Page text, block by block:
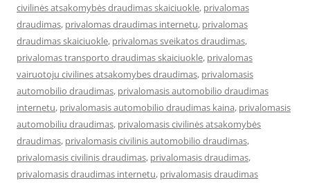
civilinės atsakomybės draudimas skaiciuokle, privalomas
draudimas, privalomas draudimas internetu, privalomas
draudimas skaiciuokle, privalomas sveikatos draudimas,
privalomas transporto draudimas skaiciuokle, privalomas
vairuotoju civilines atsakomybes draudimas, privalomasis
automobilio draudimas, privalomasis automobilio draudimas
internetu, privalomasis automobilio draudimas kaina, privalomasis
automobiliu draudimas, privalomasis civilinės atsakomybės
draudimas, privalomasis civilinis automobilio draudimas,
privalomasis civilinis draudimas, privalomasis draudimas,
privalomasis draudimas internetu, privalomasis draudimas